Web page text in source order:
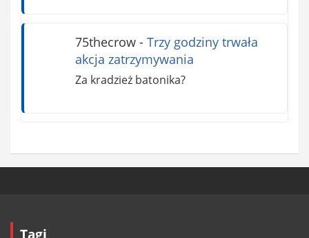
75thecrow- Trzy godziny trwała
akcja zatrzymywania
Za kradzież batonika?
Tagi